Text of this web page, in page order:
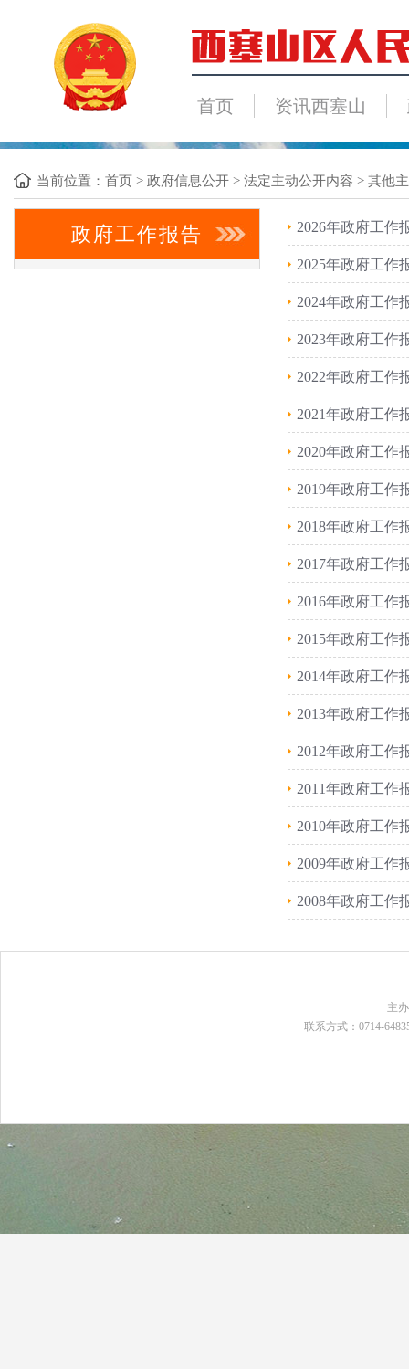
首页 资讯西塞山
当前位置： 首页 > 政府信息公开 > 法定主动公开内容 > 其他
政府工作报告 2026年政府工作
2025年政府工作
2024年政府工作
2023年政府工作
2022年政府工作
2021年政府工作
2020年政府工作
2019年政府工作
2018年政府工作
2017年政府工作
2016年政府工作
2015年政府工作
2014年政府工作
2013年政府工作
2012年政府工作
2011年政府工作
2010年政府工作
2009年政府工作
2008年政府工作
主
联系方式：0714-